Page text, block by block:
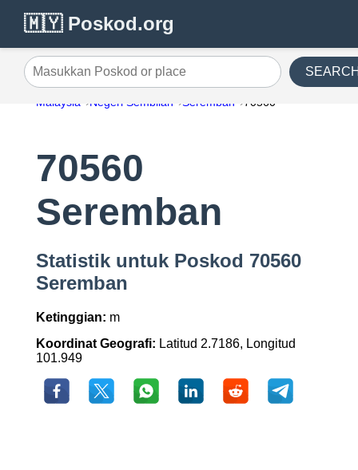
🇲🇾 Poskod.org
Masukkan Poskod or place
Malaysia Negeri Sembilan Seremban 70560
70560
Seremban
Statistik untuk Poskod 70560
Seremban
Ketinggian: m
Koordinat Geografi: Latitud 2.7186, Longitud
101.949